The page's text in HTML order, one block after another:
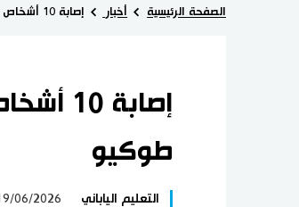
الصفحة الرئيسية أخبار إصابة 10 أشخاص في حريق بمدرسة ابتدائية في طوكيو
طوكيو
التعليم الياباني 06/2026